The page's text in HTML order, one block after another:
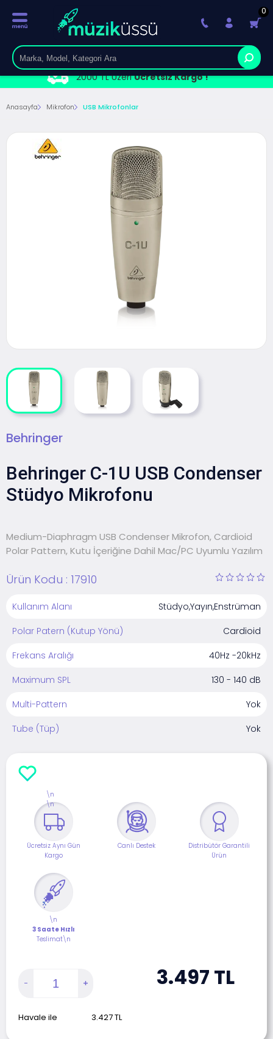
2000 TL ÜzeriÜcretsiz Kargo !
0
Anasayfa Mikrofon USB Mikrofonlar
Behringer
Behringer C-1U USB Condenser
Stüdyo Mikrofonu
Medium-Diaphragm USB Condenser Mikrofon, Cardioid
Polar Pattern, Kutu İçeriğine Dahil Mac/PC Uyumlu Yazılım
Ürün Kodu : 17910
Kullanım Alanı
Stüdyo,Yayın,Enstrüman
Polar Patern (Kutup Yönü)
Cardioid
Frekans Aralığı
40Hz -20kHz
Maximum SPL
130 - 140 dB
Multi-Pattern
Yok
Tube (Tüp)
Yok
Ücretsiz Aynı Gün
Kargo
Canlı Destek
Distribütör Garantili
Ürün
\n
3 Saate Hızlı
Teslimat\n
\n
\n
3.497 TL
Havale ile 3.427TL